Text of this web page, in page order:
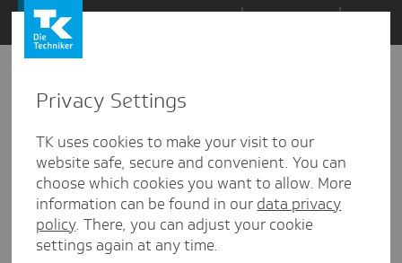
Zum
Inhalt
springen
den
Kommentaren
Privacy Settings
TK uses cookies to make your visit to our
website safe, secure and convenient. You can
choose which cookies you want to allow. More
information can be found in our data privacy
policy. There, you can adjust your cookie
settings again at any time.